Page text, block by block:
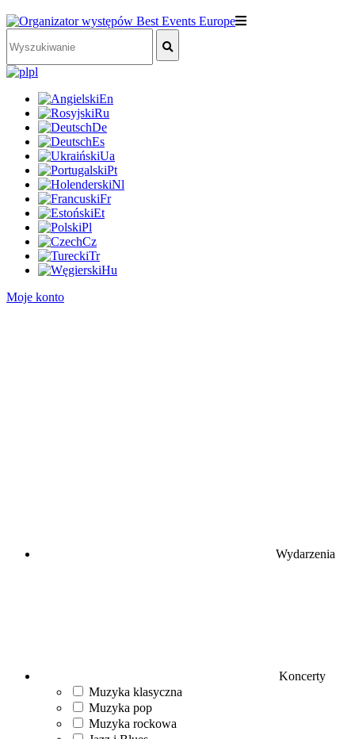
pl
En
Ru
De
Es
Ua
Pt
Nl
Fr
Et
Pl
Cz
Tr
Hu
Moje konto
Wydarzenia
Koncerty
Muzyka klasyczna
Muzyka pop
Muzyka rockowa